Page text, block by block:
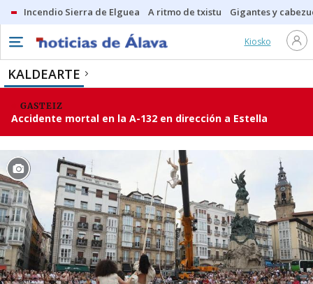
Incendio Sierra de Elguea A ritmo de txistu Gigantes y
Kiosko
KALDEARTE
GASTEIZ
Accidente mortal en la A-132 en dirección a Estella